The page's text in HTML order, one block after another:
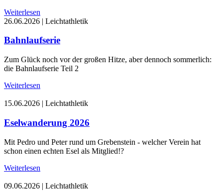
Weiterlesen
26.06.2026 | Leichtathletik
Bahnlaufserie
Zum Glück noch vor der großen Hitze, aber dennoch sommerlich:
die Bahnlaufserie Teil 2
Weiterlesen
15.06.2026 | Leichtathletik
Eselwanderung 2026
Mit Pedro und Peter rund um Grebenstein - welcher Verein hat
schon einen echten Esel als Mitglied!?
Weiterlesen
09.06.2026 | Leichtathletik